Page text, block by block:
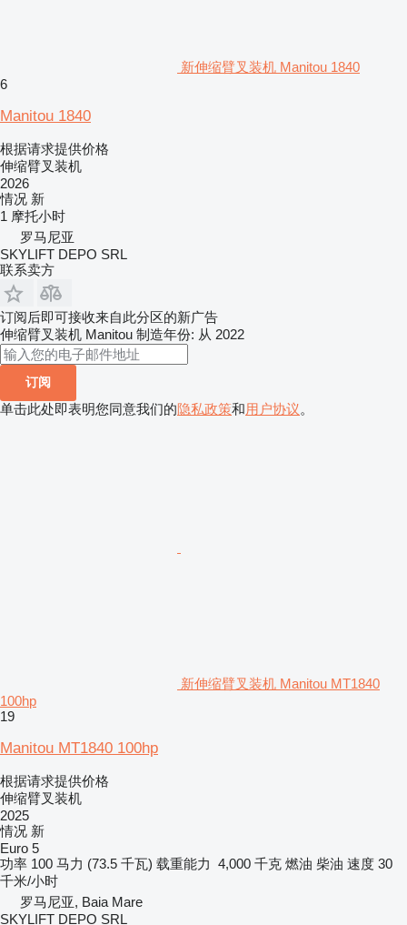
新伸缩臂叉装机 Manitou 1840
6
Manitou 1840
根据请求提供价格
伸缩臂叉装机
2026
情况 新
1 摩托小时
罗马尼亚
SKYLIFT DEPO SRL
联系卖方
订阅后即可接收来自此分区的新广告
伸缩臂叉装机 Manitou 制造年份: 从 2022
订阅
单击此处即表明您同意我们的隐私政策和用户协议。
新伸缩臂叉装机 Manitou MT1840
100hp
19
Manitou MT1840 100hp
根据请求提供价格
伸缩臂叉装机
2025
情况 新
Euro 5
功率 100 马力 (73.5 千瓦) 载重能力 4,000 千克 燃油 柴油 速度 30
千米/小时
罗马尼亚, Baia Mare
SKYLIFT DEPO SRL